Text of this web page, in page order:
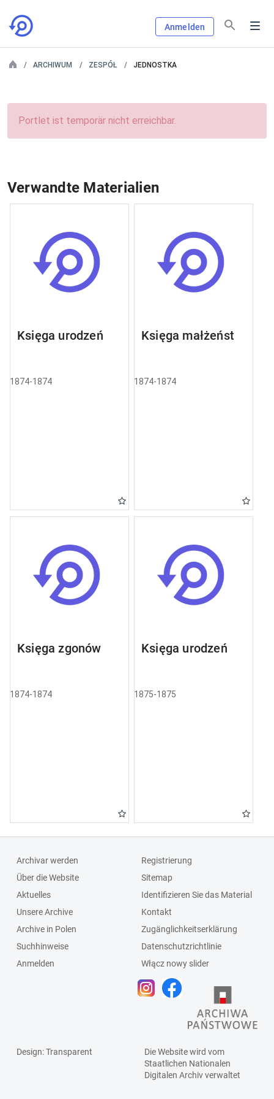
Anmelden
ARCHIWUM ZESPÓŁ JEDNOSTKA
Portlet ist temporär nicht erreichbar.
Verwandte Materialien
Księga urodzeń
1874-1874
Księga małżeństw
1874-1874
Księga zgonów
1874-1874
Księga urodzeń
1875-1875
Archivar werden
Über die Website
Aktuelles
Unsere Archive
Archive in Polen
Suchhinweise
Anmelden
Registrierung
Sitemap
Identifizieren Sie das Material
Kontakt
Zugänglichkeitserklärung
Datenschutzrichtlinie
Włącz nowy slider
Design: Transparent
Die Website wird vom
Staatlichen Nationalen
Digitalen Archivverwaltet